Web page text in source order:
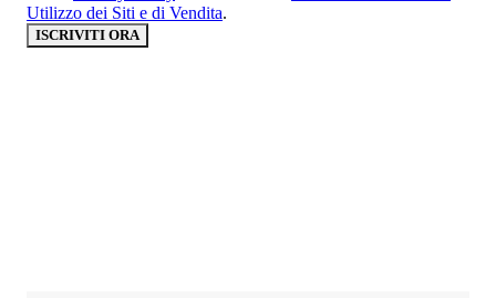
Utilizzo dei Siti e di Vendita.
ISCRIVITI ORA